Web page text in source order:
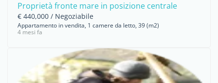
Proprietà fronte mare in posizione centrale
€ 440,000 / Negoziabile
Appartamento in vendita, 1 camere da letto, 39 (m2)
4 mesi fa